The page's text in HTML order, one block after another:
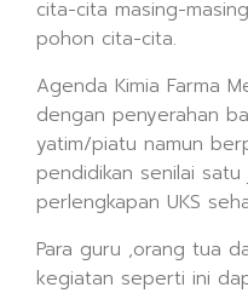
cita-cita masing-
pohon cita-cita.
Agenda Kimia Farma
dengan penyerahan
yatim/piatu namun
pendidikan senilai
perlengkapan UKS
Para guru ,orang tua
kegiatan seperti ini